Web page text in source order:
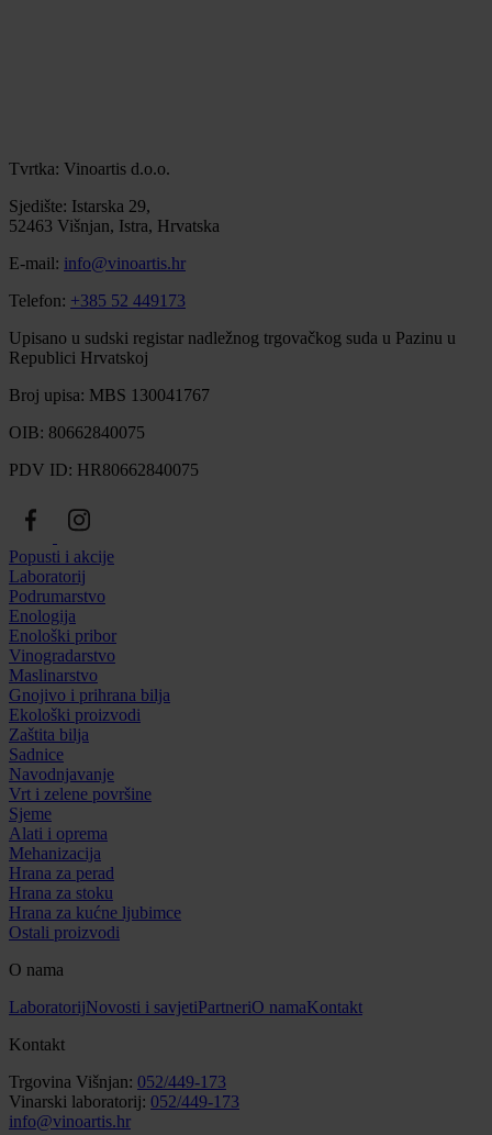
Tvrtka: Vinoartis d.o.o.
Sjedište: Istarska 29,
52463 Višnjan, Istra, Hrvatska
E-mail: info@vinoartis.hr
Telefon: +385 52 449173
Upisano u sudski registar nadležnog trgovačkog suda u Pazinu u
Republici Hrvatskoj
Broj upisa: MBS 130041767
OIB: 80662840075
PDV ID: HR80662840075
Popusti i akcije
Laboratorij
Podrumarstvo
Enologija
Enološki pribor
Vinogradarstvo
Maslinarstvo
Gnojivo i prihrana bilja
Ekološki proizvodi
Zaštita bilja
Sadnice
Navodnjavanje
Vrt i zelene površine
Sjeme
Alati i oprema
Mehanizacija
Hrana za perad
Hrana za stoku
Hrana za kućne ljubimce
Ostali proizvodi
O nama
LaboratorijNovosti i savjetiPartneriO namaKontakt
Kontakt
Trgovina Višnjan: 052/449-173
Vinarski laboratorij: 052/449-173
info@vinoartis.hr